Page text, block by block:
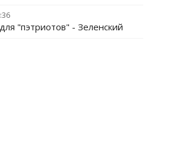
"пэтриотов" - Зеленский